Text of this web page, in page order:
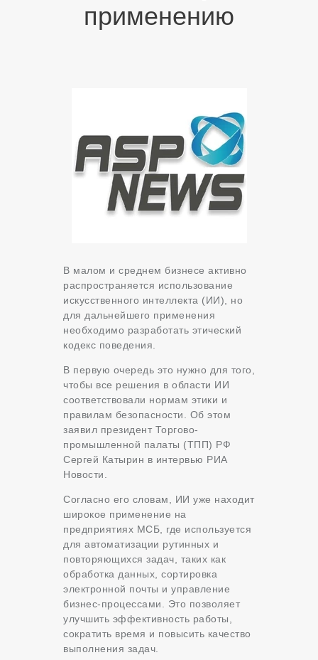
применению
В малом и среднем бизнесе активно
распространяется использование
искусственного интеллекта (ИИ), но
для дальнейшего применения
необходимо разработать этический
кодекс поведения.
В первую очередь это нужно для того,
чтобы все решения в области ИИ
соответствовали нормам этики и
правилам безопасности. Об этом
заявил президент Торгово-
промышленной палаты (ТПП) РФ
Сергей Катырин в интервью РИА
Новости.
Согласно его словам, ИИ уже находит
широкое применение на
предприятиях МСБ, где используется
для автоматизации рутинных и
повторяющихся задач, таких как
обработка данных, сортировка
электронной почты и управление
бизнес-процессами. Это позволяет
улучшить эффективность работы,
сократить время и повысить качество
выполнения задач.